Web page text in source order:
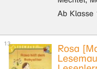
Ab Klasse
Rosa